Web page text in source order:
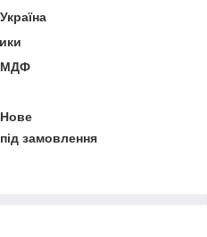
Україна
МДФ
Нове
під замовлення